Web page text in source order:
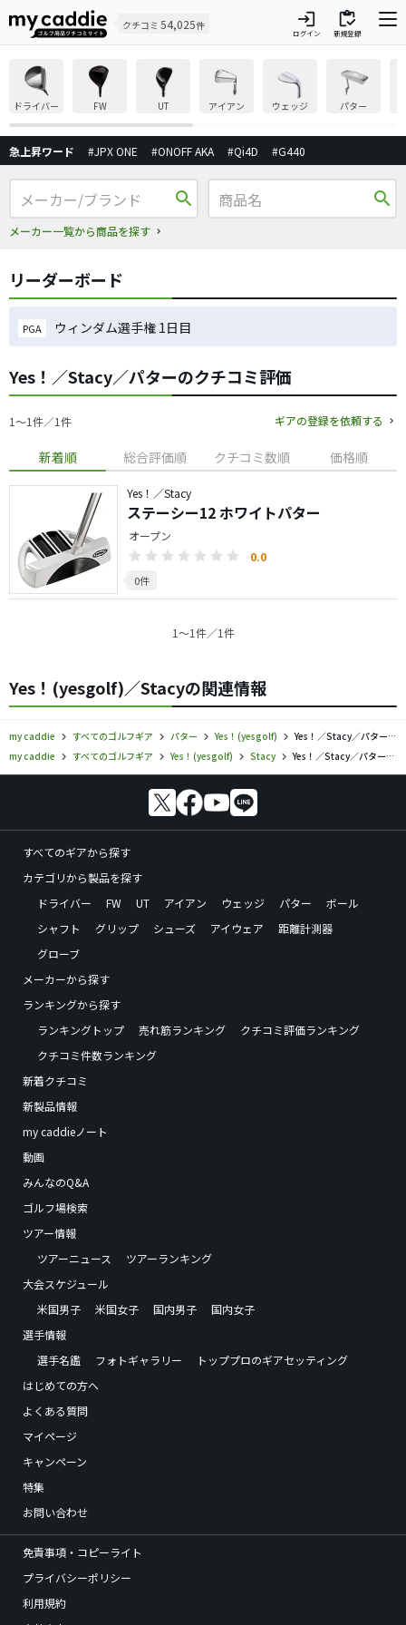
クチコミ 54,025件 login
ログイン
inventory
新規登録
ドライバー FW UT アイアン ウェッジ パター
急上昇ワード #JPX ONE #ONOFF AKA #Qi4D #G440
search
メーカー一覧から商品を探す
search
リーダーボード
PGA ウィンダム選手権 1日目
Yes！／Stacy／パターのクチコミ評価
1〜1件／1件 ギアの登録を依頼する
新着順 総合評価順 クチコミ数順 価格順
Yes！／Stacy
ステーシー12 ホワイトパター
オープン
0.0
0件
1〜1件／1件
Yes！(yesgolf)／Stacyの関連情報
my caddie すべてのゴルフギア パター Yes！(yesgolf)
Yes！／Stacy／パターの口コミ評価
my caddie
すべてのゴルフギア Yes！(yesgolf) Stacy Yes！／Stacy／パターの口コミ評価
すべてのギアから探す
カテゴリから製品を探す
ドライバー
FW UT アイアン ウェッジ パター
ボール
シャフト
グリップ シューズ アイウェア
距離計測器
グローブ
メーカーから探す
ランキングから探す
ランキングトップ
売れ筋ランキング
クチコミ評価ランキング
クチコミ件数ランキング
新着クチコミ
新製品情報
my caddieノート
動画
みんなのQ&A
ゴルフ場検索
ツアー情報
ツアーニュース
ツアーランキング
大会スケジュール
米国男子
米国女子 国内男子
国内女子
選手情報
選手名鑑
フォトギャラリー
トッププロのギアセッティング
はじめての方へ
よくある質問
マイページ
キャンペーン
特集
お問い合わせ
免責事項・コピーライト
プライバシーポリシー
利用規約